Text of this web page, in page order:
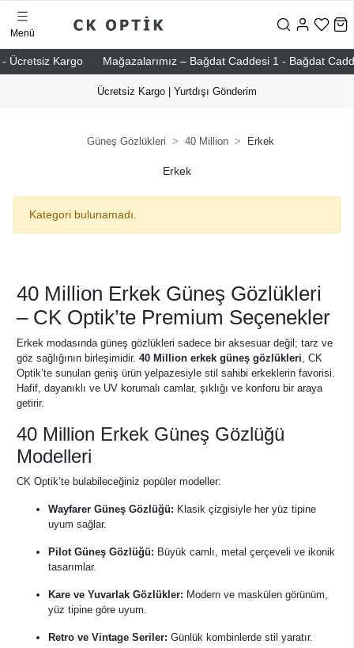
Kargo Mağazalarımız – Bağdat Caddesi 1 - Bağdat
Menü
Ücretsiz Kargo | Yurtdışı Gönderim
Güneş Gözlükleri 40 Million Erkek
Erkek
Kategori bulunamadı.
40 Million Erkek Güneş Gözlükleri
– CK Optik’te Premium Seçenekler
Erkek modasında güneş gözlükleri sadece bir aksesuar değil; tarz ve
göz sağlığının birleşimidir. 40 Million erkek güneş gözlükleri, CK
Optik’te sunulan geniş ürün yelpazesiyle stil sahibi erkeklerin favorisi.
Hafif, dayanıklı ve UV korumalı camlar, şıklığı ve konforu bir araya
getirir.
40 Million Erkek Güneş Gözlüğü
Modelleri
CK Optik’te bulabileceğiniz popüler modeller:
Wayfarer Güneş Gözlüğü: Klasik çizgisiyle her yüz tipine
uyum sağlar.
Pilot Güneş Gözlüğü: Büyük camlı, metal çerçeveli ve ikonik
tasarımlar.
Kare ve Yuvarlak Gözlükler: Modern ve maskülen görünüm,
yüz tipine göre uyum.
Retro ve Vintage Seriler: Günlük kombinlerde stil yaratır.